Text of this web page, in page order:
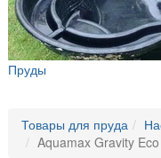
Пруды
Товары для пруда
Aquamax Gravity